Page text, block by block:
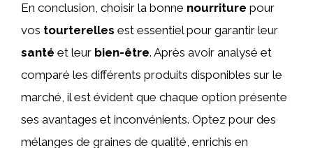
En conclusion, choisir la bonne nourriture pour
vos tourterelles est essentiel pour garantir leur
santé et leur bien-être. Après avoir analysé et
comparé les différents produits disponibles sur le
marché, il est évident que chaque option présente
ses avantages et inconvénients. Optez pour des
mélanges de graines de qualité, enrichis en